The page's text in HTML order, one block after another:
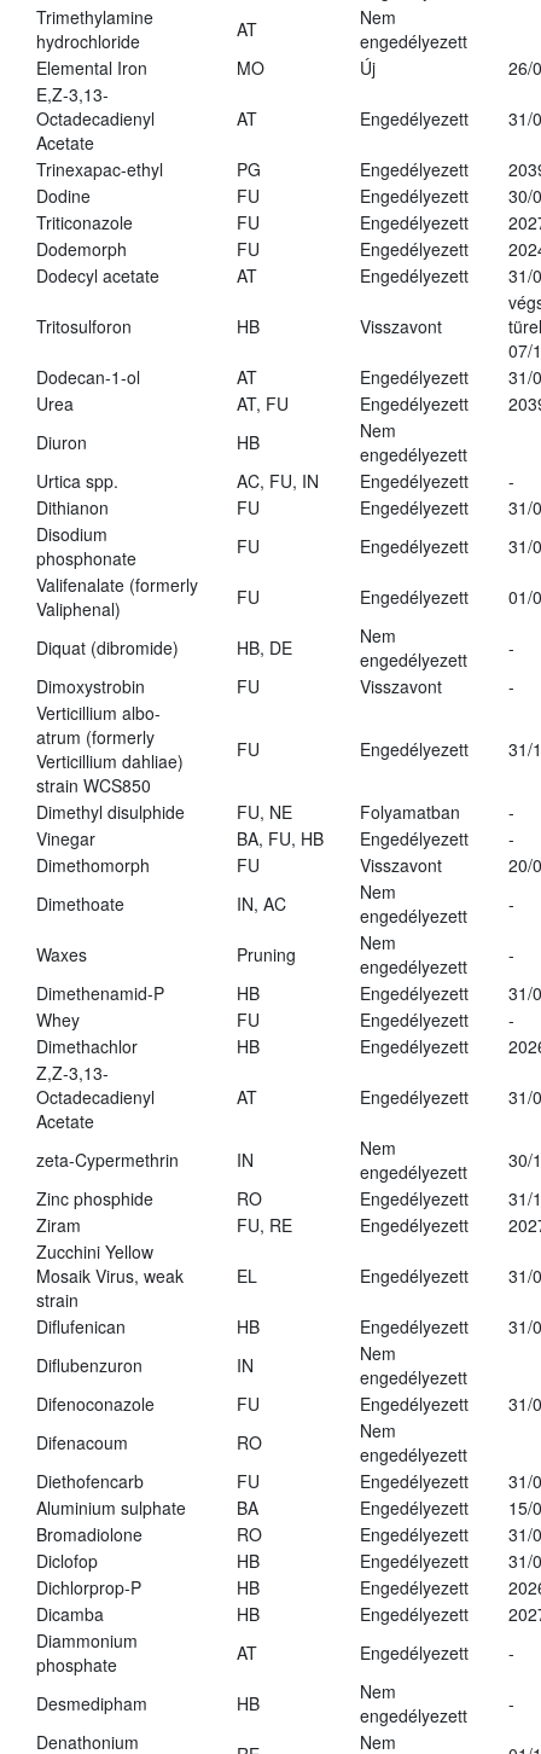
Trimethylamine
hydrochloride
AT
Nem
engedélyezett
Elemental Iron
MO Új
26/
E,Z-3,13-
Octadecadienyl
Acetate
AT Engedélyezett 31/
Trinexapac-ethyl PG Engedélyezett
Dodine
FU Engedélyezett
30/
Triticonazole
FU Engedélyezett
Dodemorph
FU Engedélyezett
Dodecyl acetate
AT Engedélyezett 31/
Tritosulforon HB Visszavont
07/
Dodecan-1-ol
AT Engedélyezett
31/
Urea
AT, FU Engedélyezett
Diuron
HB
Nem
engedélyezett
Urtica spp.
AC, FU, IN Engedélyezett
-
Dithianon
FU Engedélyezett
31/
Disodium
phosphonate
FU Engedélyezett
31/
Valifenalate (formerly
Valiphenal)
FU Engedélyezett 01/
Diquat (dibromide) HB, DE
Nem
engedélyezett
-
Dimoxystrobin
FU Visszavont
-
Verticillium albo-
atrum (formerly
Verticillium dahliae)
strain WCS850
FU Engedélyezett 31/
Dimethyl disulphide FU, NE Folyamatban
-
Vinegar
BA, FU, HB Engedélyezett
-
Dimethomorph
FU Visszavont
20/
Dimethoate
IN, AC
Nem
engedélyezett
-
Waxes Pruning
Nem
engedélyezett
-
Dimethenamid-P
HB Engedélyezett
31/
Whey
FU Engedélyezett
-
Dimethachlor
HB Engedélyezett
Z,Z-3,13-
Octadecadienyl
Acetate
AT Engedélyezett 31/
zeta-Cypermethrin IN
Nem
engedélyezett
30/
Zinc phosphide
RO Engedélyezett
31/
Ziram
FU, RE Engedélyezett
Zucchini Yellow
Mosaik Virus, weak
strain
EL Engedélyezett 31/
Diflufenican HB Engedélyezett
31/
Diflubenzuron
IN
Nem
engedélyezett
Difenoconazole
FU Engedélyezett
31/
Difenacoum
RO
Nem
engedélyezett
Diethofencarb
FU Engedélyezett
31/
Aluminium sulphate
BA Engedélyezett
15/
Bromadiolone
RO Engedélyezett
31/
Diclofop
HB Engedélyezett
31/
Dichlorprop-P
HB Engedélyezett
Dicamba
HB Engedélyezett
Diammonium
phosphate
AT Engedélyezett -
Desmedipham HB
Nem
engedélyezett
-
Denathonium
Nem